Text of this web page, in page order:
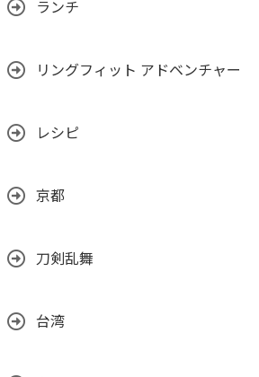
ランチ
リングフィット アドベンチャー
レシピ
京都
刀剣乱舞
台湾